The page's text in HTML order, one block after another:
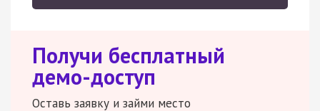
Получи бесплатный
демо-доступ
Оставь заявку и займи место